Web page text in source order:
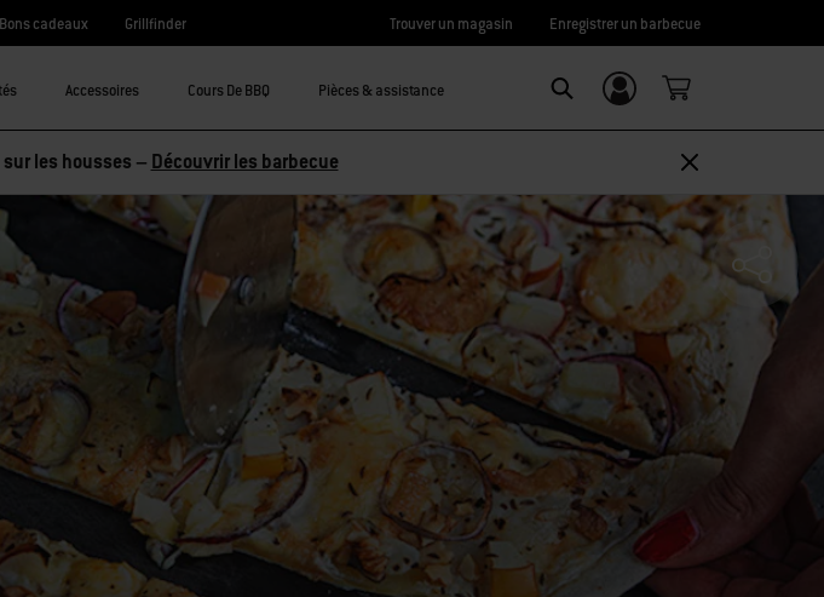
Bons cadeaux Grillfinder Trouver un magasin Enregistrer un barbecue
Accessoires Cours De BBQ Pièces & assistance
Se connecter/
S’inscrire
les housses – Découvrir les barbecue